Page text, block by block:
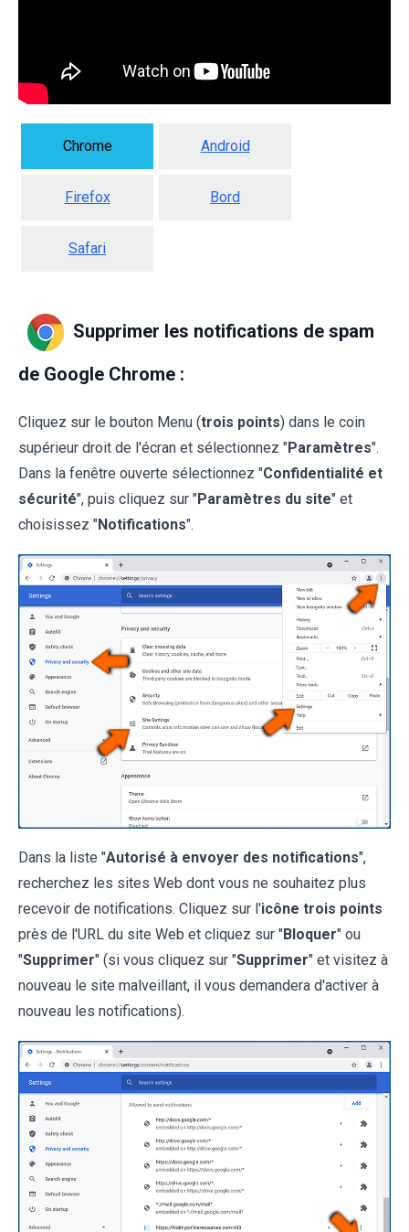
Chrome Android
Firefox Bord
Safari
Supprimer les notifications de spam
de Google Chrome :
Cliquez sur le bouton Menu (trois points) dans le coin
supérieur droit de l'écran et sélectionnez "Paramètres".
Dans la fenêtre ouverte sélectionnez "Confidentialité et
sécurité", puis cliquez sur "Paramètres du site" et
choisissez "Notifications".
Dans la liste "Autorisé à envoyer des notifications",
recherchez les sites Web dont vous ne souhaitez plus
recevoir de notifications. Cliquez sur l'icône trois points
près de l'URL du site Web et cliquez sur "Bloquer" ou
"Supprimer" (si vous cliquez sur "Supprimer" et visitez à
nouveau le site malveillant, il vous demandera d'activer à
nouveau les notifications).